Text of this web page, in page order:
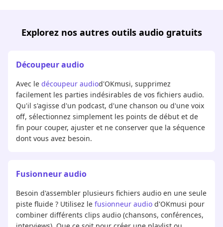
Explorez nos autres outils audio gratuits
Découpeur audio
Avec le découpeur audiod'OKmusi, supprimez
facilement les parties indésirables de vos fichiers audio.
Qu'il s'agisse d'un podcast, d'une chanson ou d'une voix
off, sélectionnez simplement les points de début et de
fin pour couper, ajuster et ne conserver que la séquence
dont vous avez besoin.
Fusionneur audio
Besoin d'assembler plusieurs fichiers audio en une seule
piste fluide ? Utilisez le fusionneur audio d'OKmusi pour
combiner différents clips audio (chansons, conférences,